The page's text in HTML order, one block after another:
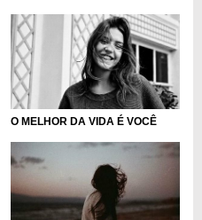
O MELHOR DA VIDA É VOCÊ